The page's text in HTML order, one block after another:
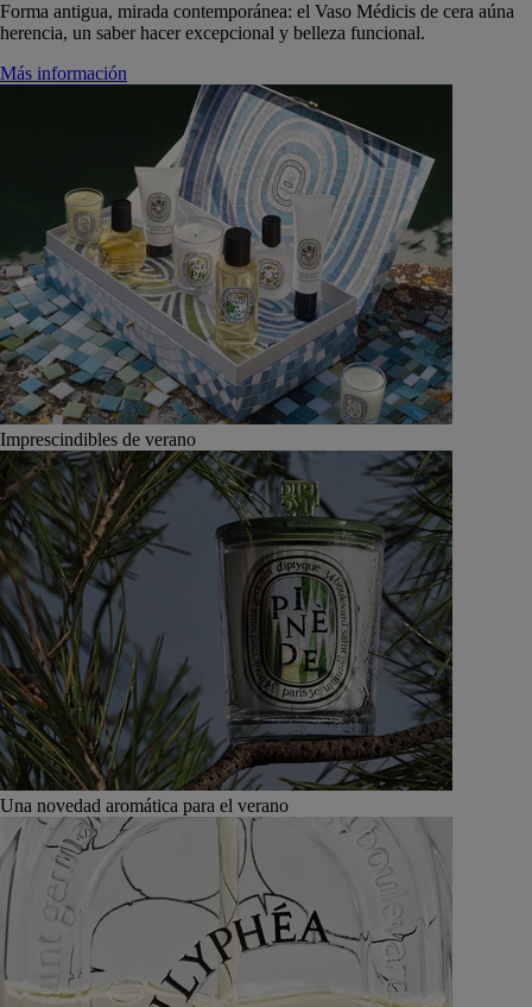
Forma antigua, mirada contemporánea: el Vaso Médicis de cera aúna
herencia, un saber hacer excepcional y belleza funcional.
Más información
Imprescindibles de verano
Una novedad aromática para el verano